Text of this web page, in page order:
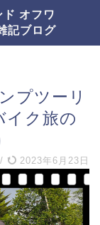
オフワ
記ブログ
プツーリ
イク旅の
/ 2023年6月23日